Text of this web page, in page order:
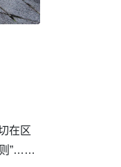
在区
则”……